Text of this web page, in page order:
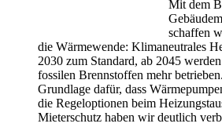
Mit dem
schaffen
die Wärmewende: Klimaneutrales
2030 zum Standard, ab 2045
fossilen Brennstoffen mehr
Grundlage dafür, dass
die Regeloptionen beim
Mieterschutz haben wir deutlich